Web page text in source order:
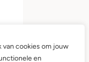
van cookies om jouw
en